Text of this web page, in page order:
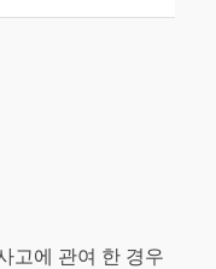
고에 관여 한 경우